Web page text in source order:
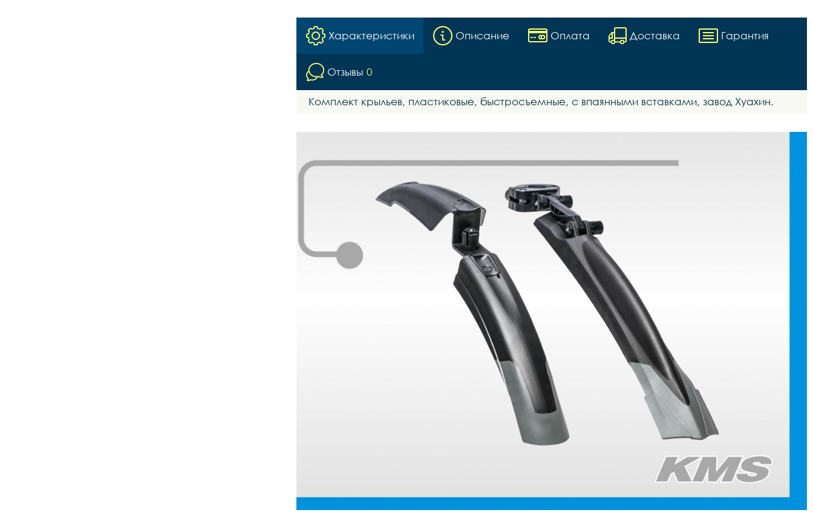
Характеристики Описание Оплата Доставка Гарантия
Отзывы 0
Комплект крыльев, пластиковые, быстросъемные, с впаянными вставками, завод Хуахин.